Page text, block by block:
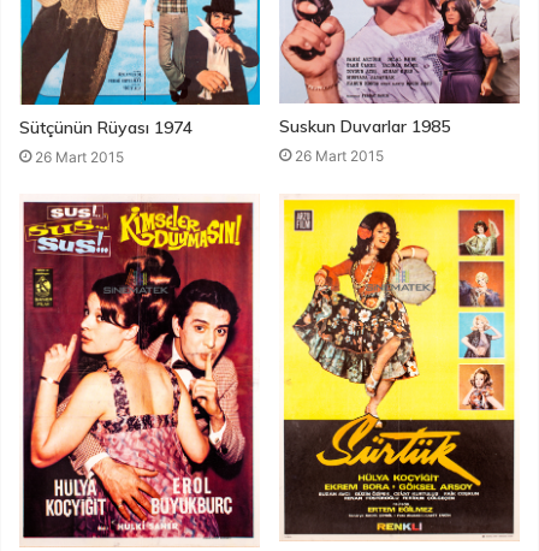
Sütçünün Rüyası 1974
26 Mart 2015
Suskun Duvarlar 1985
26 Mart 2015